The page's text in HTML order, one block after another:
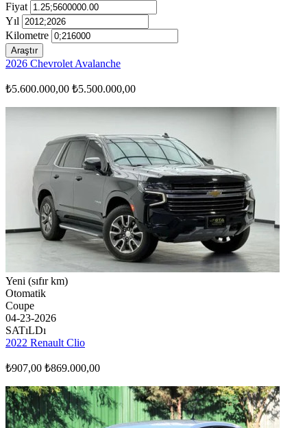
Fiyat
Yıl
Kilometre
Araştır
2026 Chevrolet Avalanche
₺5.600.000,00 ₺5.500.000,00
Yeni (sıfır km)
Otomatik
Coupe
04-23-2026
SATıLDı
2022 Renault Clio
₺907,00 ₺869.000,00